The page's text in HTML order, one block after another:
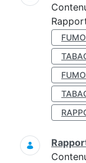
FUMO